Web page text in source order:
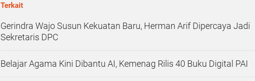
Terkait
Gerindra Wajo Susun Kekuatan Baru, Herman Arif Dipercaya Jadi
Sekretaris DPC
Belajar Agama Kini Dibantu AI, Kemenag Rilis 40 Buku Digital PAI